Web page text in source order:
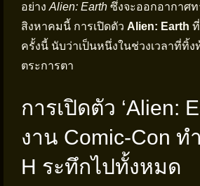
อย่าง Alien: Earth ซึ่งจะออกอากาศท
สิงหาคมนี้ การเปิดตัว Alien: Earth
ครั้งนี้ นับว่าเป็นหนึ่งในช่วงเวลาที่ทิ้ง
ตระการตา
การเปิดตัว ‘Alien:
งาน Comic-Con ท
H ระทึกไปทั้งหมด